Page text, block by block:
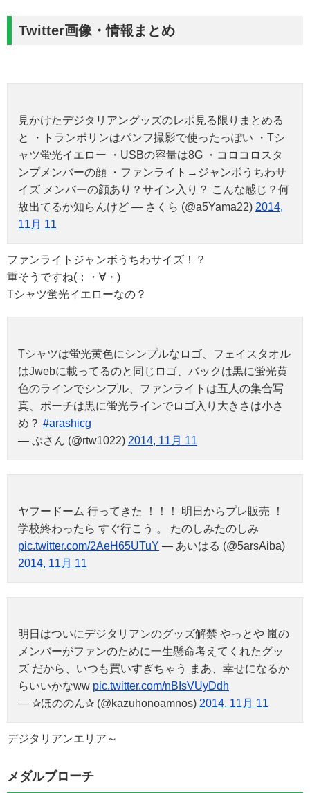
Twitter画像・情報まとめ
見かけたデジタリアングッズのレポ見る限りまとめる
と ・トランポリンはパンフ撮影で使ったっぽい ・Tシ
ャツ蛍光イエロー ・USBの容量は8G ・コロコロスタ
ンプメンバーの顔 ・ファンライト→ジャンボうちわサ
イズ メンバーの顔あり？サイン入り？ こんな感じ？何
故出てるか知らんけど — さくら (@a5Yama22) 2014,
11月 11
ファンライトジャンボうちわサイズ！？
重そうですね(；・∀・)
Tシャツ蛍光イエローなの？
Tシャツは蛍光黄色にシンプルなロゴ、フェイスタオル
はJwebに載ってるのと同じロゴ、バックは黒に蛍光黄
色のラインでシンプル、ファンライトは五人の集合写
真、ポーチは黒に蛍光ラインでロゴ入り大きさは小さ
め？ #arashicg
— ぷさん (@rtw1022) 2014, 11月 11
ヤフードーム 行ってきた ！！！ 明日からプレ販売 ！
学校終わったら すぐ行こう 。 たのしみたのしみ
pic.twitter.com/2AeH65UTuY — あいはる (@5arsAiba)
2014, 11月 11
明日はついにデジタリアンのグッズ解禁 やっとや 嵐の
メンバーがファンのために一生懸命考えてくれたグッ
ズ だから、いつも買いすぎちゃう まあ、幸せになるか
らいいかなww pic.twitter.com/nBIsVUyDdh
— ✰ほののん✰ (@kazuhonoamnos) 2014, 11月 11
デジタリアンエリア～
メダルブローチ